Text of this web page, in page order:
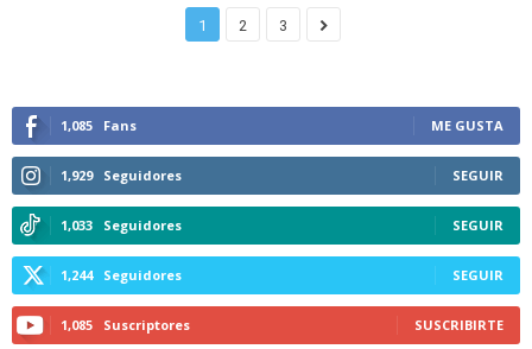
1 2 3
1,085 Fans ME GUSTA
1,929 Seguidores SEGUIR
1,033 Seguidores SEGUIR
1,244 Seguidores SEGUIR
1,085 Suscriptores SUSCRIBIRTE